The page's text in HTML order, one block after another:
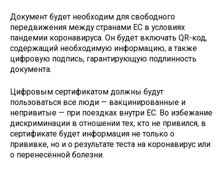
Документ будет необходим для свободного
передвижения между странами ЕС в условиях
пандемии коронавируса. Он будет включать QR-код,
содержащий необходимую информацию, а также
цифровую подпись, гарантирующую подлинность
документа.
Цифровым сертификатом должны будут
пользоваться все люди — вакцинированные и
непривитые — при поездках внутри ЕС. Во избежание
дискриминации в отношении тех, кто не привился, в
сертификате будет информация не только о
прививке, но и о результате теста на коронавирус или
о перенесённой болезни.